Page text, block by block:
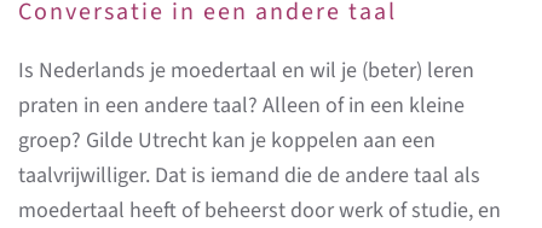
Conversatie in een andere taal
Is Nederlands je moedertaal en wil je (beter) leren
praten in een andere taal? Alleen of in een kleine
groep? Gilde Utrecht kan je koppelen aan een
taalvrijwilliger. Dat is iemand die de andere taal als
moedertaal heeft of beheerst door werk of studie, en